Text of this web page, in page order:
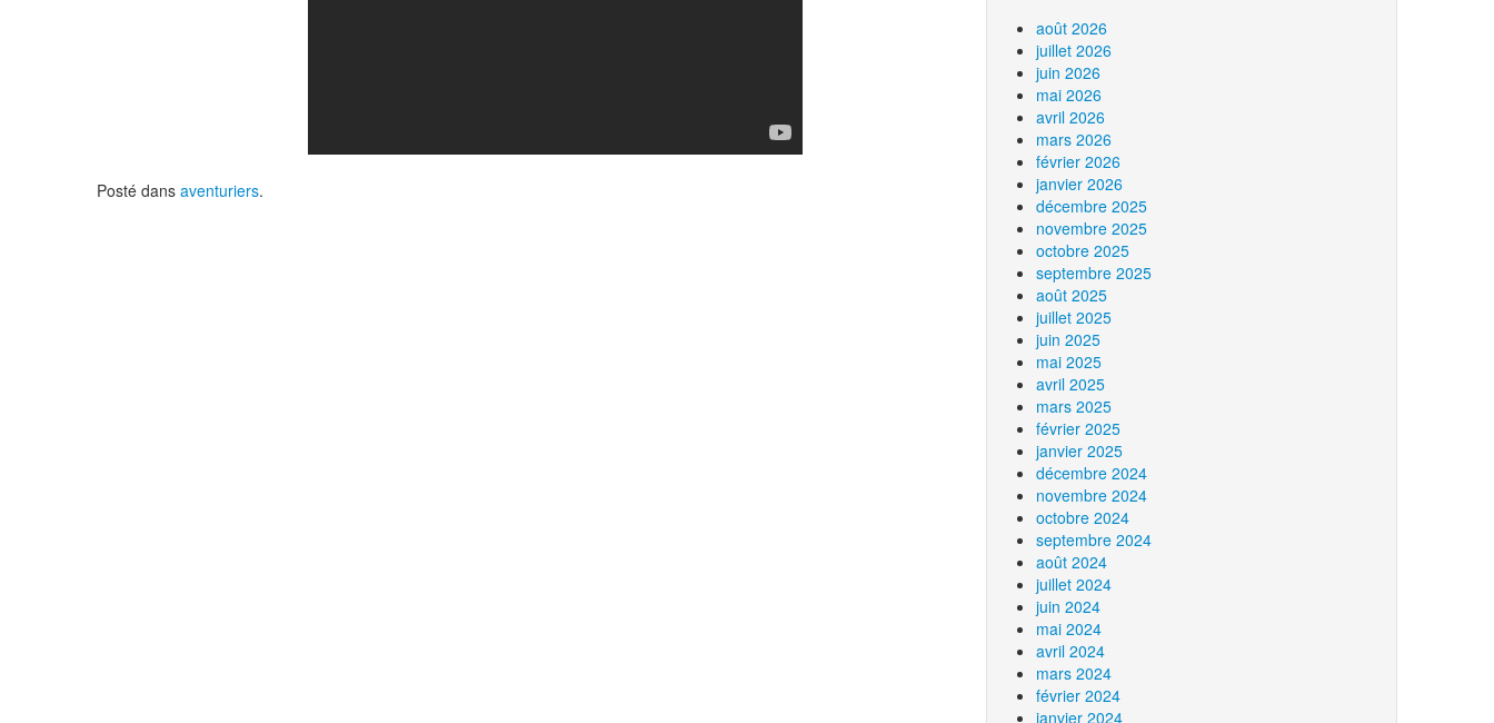
Posté dans aventuriers.
août 2026
juillet 2026
juin 2026
mai 2026
avril 2026
mars 2026
février 2026
janvier 2026
décembre 2025
novembre 2025
octobre 2025
septembre 2025
août 2025
juillet 2025
juin 2025
mai 2025
avril 2025
mars 2025
février 2025
janvier 2025
décembre 2024
novembre 2024
octobre 2024
septembre 2024
août 2024
juillet 2024
juin 2024
mai 2024
avril 2024
mars 2024
février 2024
janvier 2024